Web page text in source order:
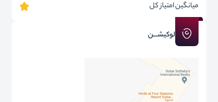
میانگین امتیاز کل
لوکیشـــن